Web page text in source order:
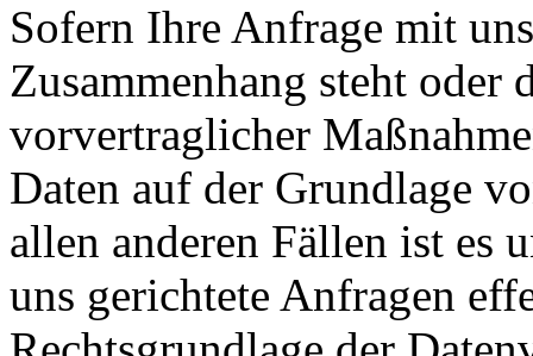
Sofern Ihre Anfrage mit
Zusammenhang steht oder
vorvertraglicher
Daten auf der Grundlage
allen anderen Fällen ist es
uns gerichtete Anfragen